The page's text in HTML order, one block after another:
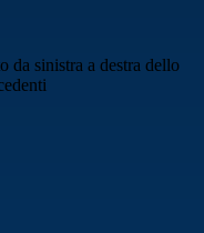
da sinistra a destra dello